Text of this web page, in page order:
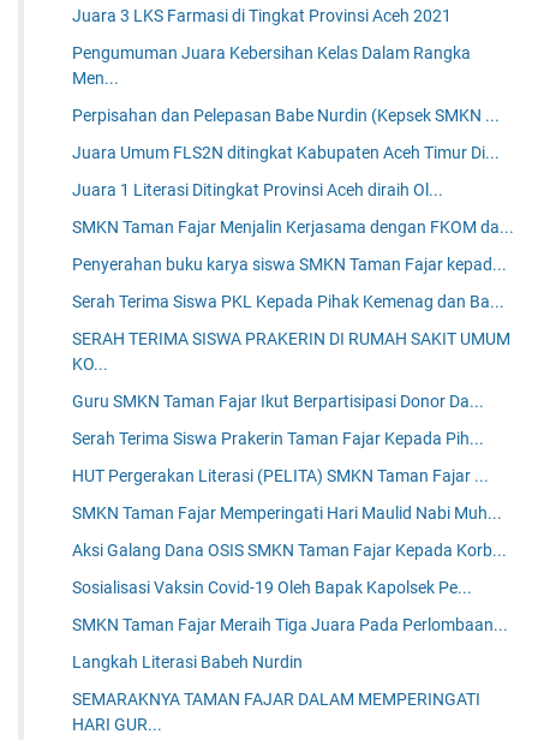
Juara 3 LKS Farmasi di Tingkat Provinsi Aceh 2021
Pengumuman Juara Kebersihan Kelas Dalam Rangka
Men...
Perpisahan dan Pelepasan Babe Nurdin (Kepsek SMKN ...
Juara Umum FLS2N ditingkat Kabupaten Aceh Timur Di...
Juara 1 Literasi Ditingkat Provinsi Aceh diraih Ol...
SMKN Taman Fajar Menjalin Kerjasama dengan FKOM da...
Penyerahan buku karya siswa SMKN Taman Fajar kepad...
Serah Terima Siswa PKL Kepada Pihak Kemenag dan Ba...
SERAH TERIMA SISWA PRAKERIN DI RUMAH SAKIT UMUM
KO...
Guru SMKN Taman Fajar Ikut Berpartisipasi Donor Da...
Serah Terima Siswa Prakerin Taman Fajar Kepada Pih...
HUT Pergerakan Literasi (PELITA) SMKN Taman Fajar ...
SMKN Taman Fajar Memperingati Hari Maulid Nabi Muh...
Aksi Galang Dana OSIS SMKN Taman Fajar Kepada Korb...
Sosialisasi Vaksin Covid-19 Oleh Bapak Kapolsek Pe...
SMKN Taman Fajar Meraih Tiga Juara Pada Perlombaan...
Langkah Literasi Babeh Nurdin
SEMARAKNYA TAMAN FAJAR DALAM MEMPERINGATI
HARI GUR...